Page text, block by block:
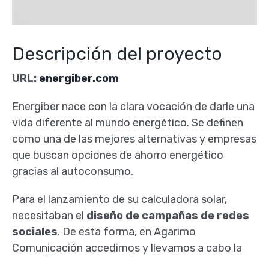
Descripción del proyecto
URL: energiber.com
Energiber nace con la clara vocación de darle una
vida diferente al mundo energético. Se definen
como una de las mejores alternativas y empresas
que buscan opciones de ahorro energético
gracias al autoconsumo.
Para el lanzamiento de su calculadora solar,
necesitaban el diseño de campañas de redes
sociales. De esta forma, en Agarimo
Comunicación accedimos y llevamos a cabo la